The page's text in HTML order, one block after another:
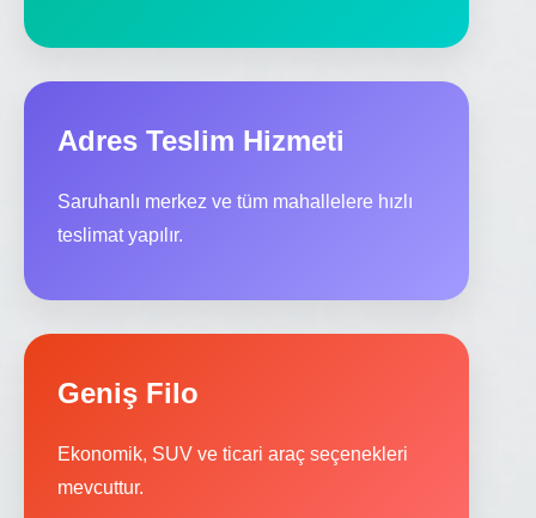
Adres Teslim Hizmeti
Saruhanlı merkez ve tüm mahallelere hızlı
teslimat yapılır.
Geniş Filo
Ekonomik, SUV ve ticari araç seçenekleri
mevcuttur.